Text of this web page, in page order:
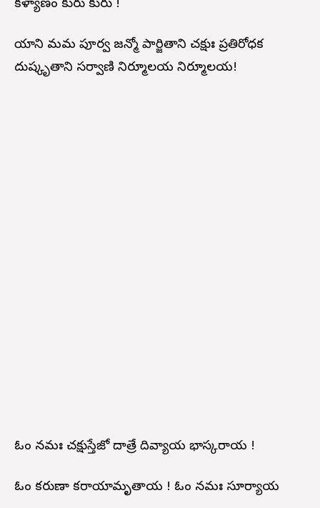
కళ్యాణం కురు కురు !
యాని మమ పూర్వ జన్మో పార్జితాని చక్షుః ప్రతిరోధక
దుష్కృతాని సర్వాణి నిర్మూలయ నిర్మూలయ!
ఓం నమః చక్షుస్తేజో దాత్రే దివ్యాయ భాస్కరాయ !
ఓం కరుణా కరాయామృతాయ ! ఓం నమః సూర్యాయ